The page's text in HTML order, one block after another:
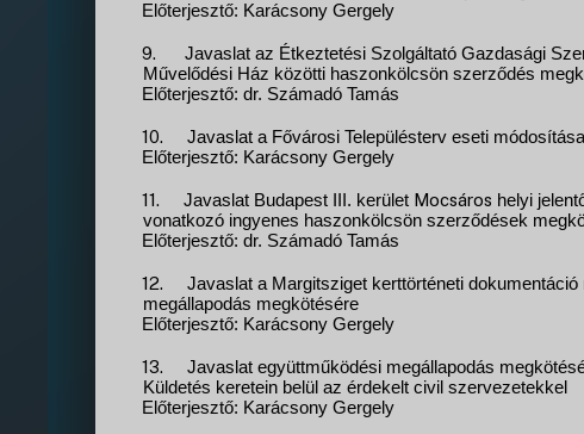
Előterjesztő: Karácsony Gergely
9. Javaslat az Étkeztetési Szolgáltató Gazdasági
Művelődési Ház közötti haszonkölcsön szerződés
Előterjesztő: dr. Számadó Tamás
10.
Javaslat a Fővárosi Településterv eseti
Előterjesztő: Karácsony Gergely
11. Javaslat Budapest III. kerület Mocsáros helyi
vonatkozó ingyenes haszonkölcsön szerződések
Előterjesztő: dr. Számadó Tamás
12.
Javaslat a Margitsziget kerttörténeti
megállapodás megkötésére
Előterjesztő: Karácsony Gergely
13.
Javaslat együttműködési megállapodás
Küldetés keretein belül az érdekelt civil szervezetekkel
Előterjesztő: Karácsony Gergely